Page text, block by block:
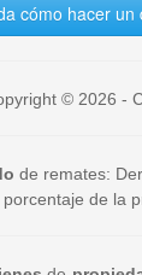
cómo hacer un
© 2026 -
de remates:
porcentaje de la